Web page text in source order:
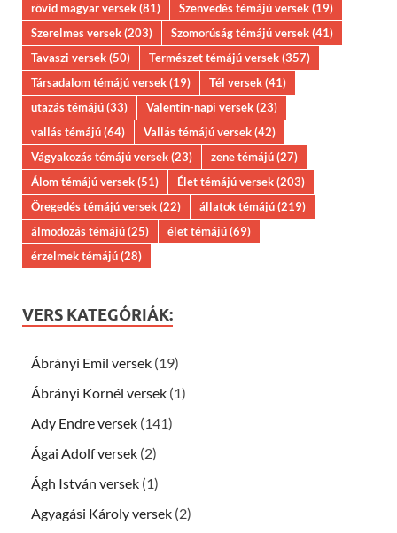
rövid magyar versek(81) Szenvedés témájú versek(19)
Szerelmes versek(203) Szomorúság témájú versek(41)
Tavaszi versek(50) Természet témájú versek(357)
Társadalom témájú versek(19) Tél versek(41)
utazás témájú(33) Valentin-napi versek(23)
vallás témájú(64) Vallás témájú versek(42)
Vágyakozás témájú versek(23) zene témájú(27)
Álom témájú versek(51) Élet témájú versek(203)
Öregedés témájú versek(22) állatok témájú(219)
álmodozás témájú(25) élet témájú(69)
érzelmek témájú(28)
VERS KATEGÓRIÁK:
Ábrányi Emil versek (19)
Ábrányi Kornél versek (1)
Ady Endre versek (141)
Ágai Adolf versek (2)
Ágh István versek (1)
Agyagási Károly versek (2)